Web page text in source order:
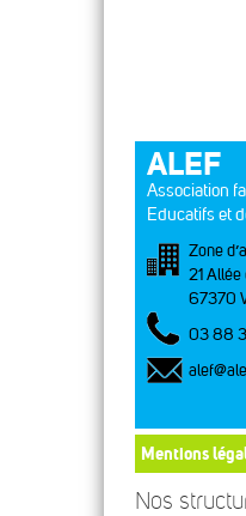
ALEF
Association
Educatifs et
Zone
21 Allée
67370
03 88
Mentions
Nos